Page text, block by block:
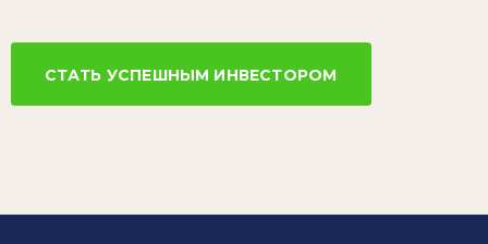
СТАТЬ УСПЕШНЫМ ИНВЕСТОРОМ